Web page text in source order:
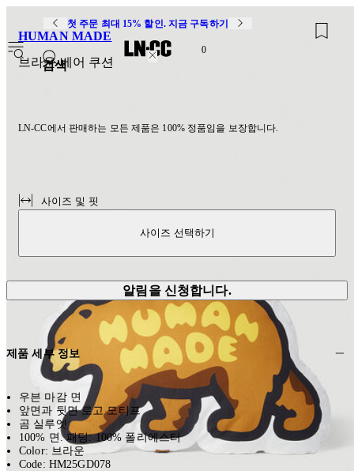
첫 주문 최대 15% 할인. 지금 구독하기
검색
0
HUMAN MADE
브라운 베어 쿠션
LN-CC에서 판매하는 모든 제품은 100% 정품임을 보장합니다.
사이즈 및 핏
사이즈 선택하기
알림을 신청합니다.
제품 세부 정보
우븐 마감 면
앞면과 뒷면 로고 모티프
곰 실루엣
100% 면. 패딩: 100% 폴리에스터
Color: 브라운
Code: HM25GD078